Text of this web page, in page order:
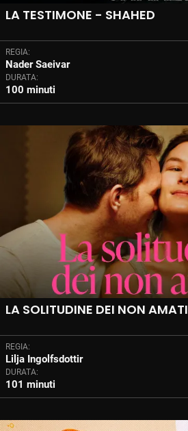
LA TESTIMONE - SHAHED
REGIA:
Nader Saeivar
DURATA:
100 minuti
LA SOLITUDINE DEI NON AMATI
REGIA:
Lilja Ingolfsdottir
DURATA:
101 minuti